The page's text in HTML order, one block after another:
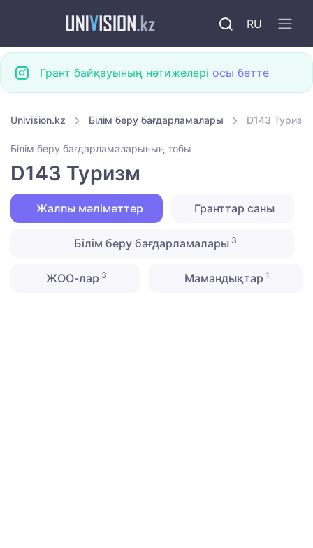
RU
Грант байқауының нәтижелері осы бетте
Univision.kz Білім беру бағдарламалары D143 Туризм
Білім беру бағдарламаларының тобы
D143 Туризм
Жалпы мәліметтер Гранттар саны
Білім беру бағдарламалары3
ЖОО-лар 3 Мамандықтар 1